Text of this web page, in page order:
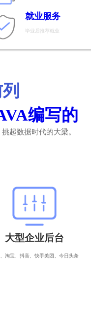
就业服务
毕业后推荐就业
编写的
起数据时代的大梁。
大型企业后台
淘宝、抖音、快手美团、今日头条